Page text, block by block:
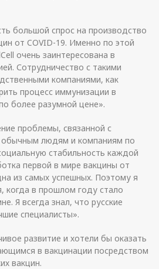
большой спрос на производство
от COVID-19. Именно по этой
очень заинтересована в
Сотрудничество с такими
компаниями, как
процесс иммунизации в
более разумной цене».
проблемы, связанной с
людям и компаниям по
стабильность каждой
первой в мире вакцины от
из самых успешных. Поэтому я
когда в прошлом году стало
Я всегда знал, что русские
специалисты».
развитие и хотели бы оказать
в вакцинации посредством
вакцин.